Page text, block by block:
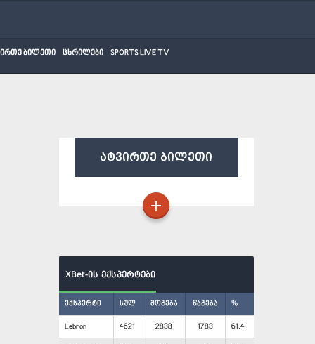
ბილეთი ცხრილები SPORTS LIVE TV
ატვირთე ბილეთი
XBet-ის ექსპერტები
ექსპერტი სულ მოგება წაგება %
Lebron 4621 2838 1783 61.4